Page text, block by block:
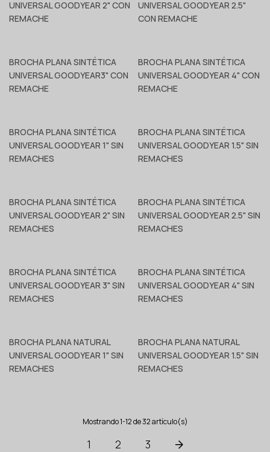
UNIVERSAL GOODYEAR 2" CON
REMACHE
UNIVERSAL GOODYEAR 2.5"
CON REMACHE
BROCHA PLANA SINTÉTICA
UNIVERSAL GOODYEAR3" CON
REMACHE
BROCHA PLANA SINTÉTICA
UNIVERSAL GOODYEAR 4" CON
REMACHE
BROCHA PLANA SINTÉTICA
UNIVERSAL GOODYEAR 1" SIN
REMACHES
BROCHA PLANA SINTÉTICA
UNIVERSAL GOODYEAR 1.5" SIN
REMACHES
BROCHA PLANA SINTÉTICA
UNIVERSAL GOODYEAR 2" SIN
REMACHES
BROCHA PLANA SINTÉTICA
UNIVERSAL GOODYEAR 2.5" SIN
REMACHES
BROCHA PLANA SINTÉTICA
UNIVERSAL GOODYEAR 3" SIN
REMACHES
BROCHA PLANA SINTÉTICA
UNIVERSAL GOODYEAR 4" SIN
REMACHES
BROCHA PLANA NATURAL
UNIVERSAL GOODYEAR 1" SIN
REMACHES
BROCHA PLANA NATURAL
UNIVERSAL GOODYEAR 1.5" SIN
REMACHES
Mostrando 1-12 de 32 artículo(s)
1 2 3